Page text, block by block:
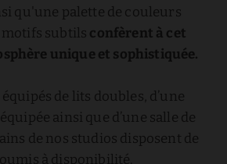
qu'une palette de couleurs
subtils confèrent à cet
unique et sophistiquée.
de lits doubles, d’une
ainsi que d’une salle de
de nos studios disposent de
à disponibilité.